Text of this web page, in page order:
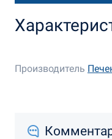
Производитель